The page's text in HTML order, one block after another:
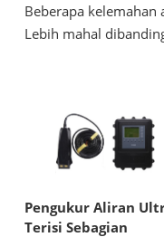
Beberapa kelemahan
Lebih mahal
Pengukur Aliran
Terisi Sebagian